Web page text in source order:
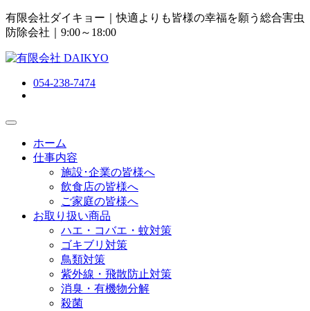
有限会社ダイキョー｜快適よりも皆様の幸福を願う総合害虫
防除会社 ｜9:00～18:00
054-238-7474
ホーム
仕事内容
施設･企業の皆様へ
飲食店の皆様へ
ご家庭の皆様へ
お取り扱い商品
ハエ・コバエ・蚊対策
ゴキブリ対策
鳥類対策
紫外線・飛散防止対策
消臭・有機物分解
殺菌